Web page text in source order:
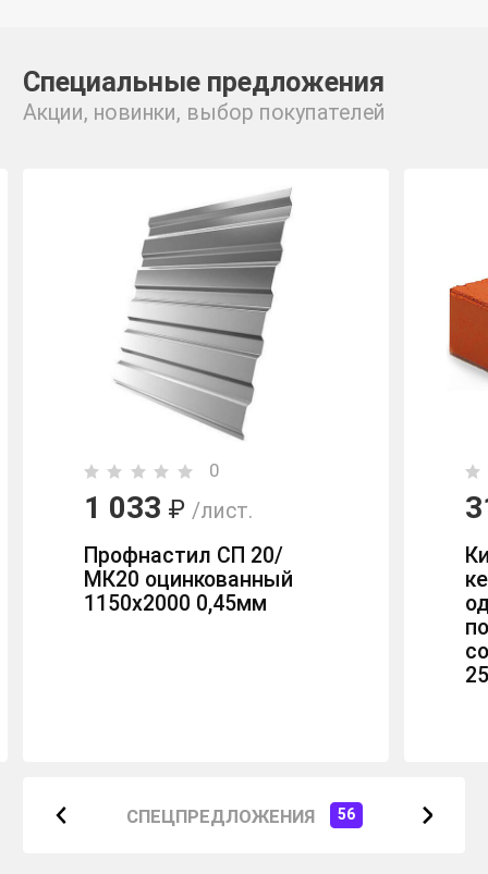
Специальные предложения
Акции, новинки, выбор покупателей
СПЕЦПРЕДЛОЖЕНИЯ 56
0
1 033 ₽ /лист.
Профнастил СП 20/
МК20 оцинкованный
1150х2000 0,45мм